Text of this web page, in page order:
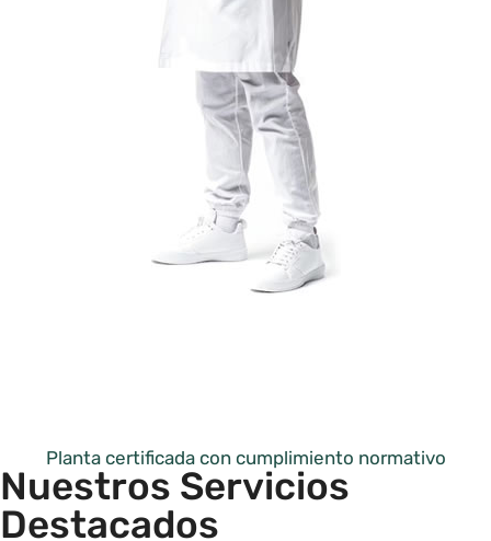
Planta certificada con cumplimiento normativo
Nuestros Servicios
Destacados